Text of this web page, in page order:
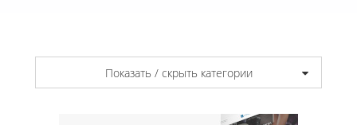
Показать / скрыть категории